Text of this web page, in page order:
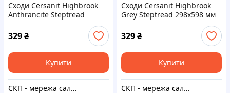
Сходи Cersanit Highbrook
Anthrancite Steptread
329₴
Купити
СКП - мережа салонів керамічної плитки
Сходи Cersanit Highbrook
Grey Steptread 298x598 мм
329₴
Купити
СКП - мережа салонів керамічної плитки